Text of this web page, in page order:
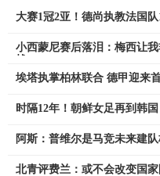
大赛1冠2亚！德尚执教法国
小西蒙尼赛后落泪：梅西让
埃塔执掌柏林联合 德甲迎来
时隔12年！朝鲜女足再到韩
阿斯：普维尔是马竞未来建
北青评费兰：或不会改变国